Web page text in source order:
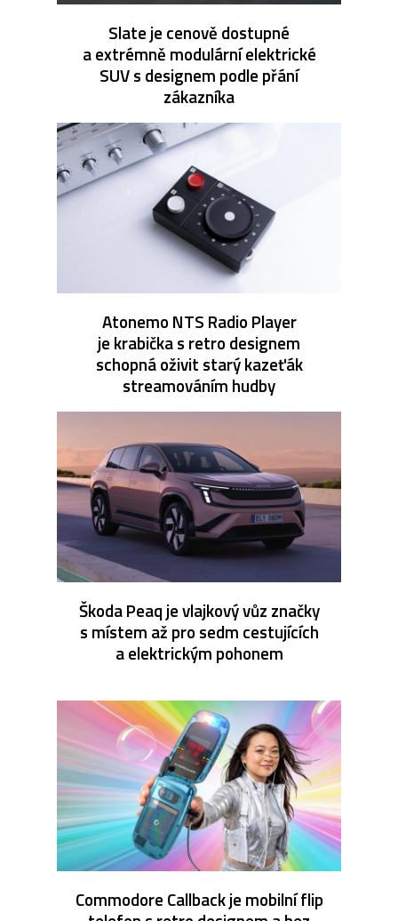
Slate je cenově dostupné
a extrémně modulární elektrické
SUV s designem podle přání
zákazníka
Atonemo NTS Radio Player
je krabička s retro designem
schopná oživit starý kazeťák
streamováním hudby
Škoda Peaq je vlajkový vůz značky
s místem až pro sedm cestujících
a elektrickým pohonem
Commodore Callback je mobilní flip